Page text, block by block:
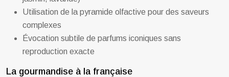
Utilisation de la pyramide olfactive pour des saveurs
complexes
Évocation subtile de parfums iconiques sans
reproduction exacte
La gourmandise à la française